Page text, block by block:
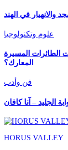
علوم وتكنولوجيا
21: كيف غيرت الطائرات المسيرة
المعارك؟
فن وأدب
الجليد – آنا كافان
HORUS VALLEY